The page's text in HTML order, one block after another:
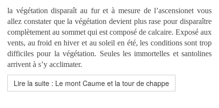
la végétation disparaît au fur et à mesure de l’ascensionet vous
allez constater que la végétation devient plus rase pour disparaître
complètement au sommet qui est composé de calcaire. Exposé aux
vents, au froid en hiver et au soleil en été, les conditions sont trop
difficiles pour la végétation. Seules les immortelles et santolines
arrivent à s’y acclimater.
Lire la suite : Le mont Caume et la tour de chappe